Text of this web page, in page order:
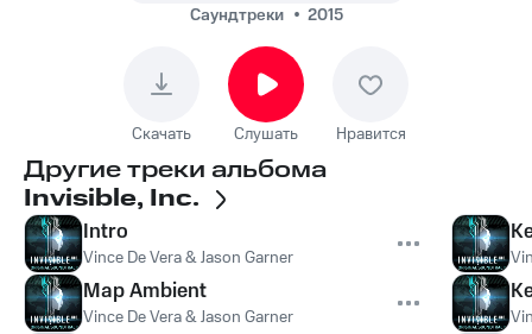
Саундтреки
2015
Скачать Слушать Нравится
Другие треки альбома
Invisible, Inc.
Intro
Vince De Vera & Jason Garner
Map Ambient
Vince De Vera & Jason Garner